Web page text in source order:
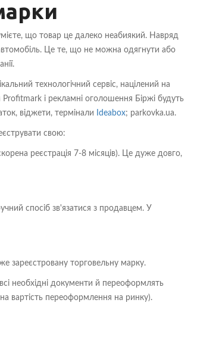
що товар це далеко неабиякий. Навряд
Це те, що не можна одягнути або
технологічний сервіс, націлений на
і рекламні оголошення Біржі будуть
віджети, термінали
Ideabox; parkovka.ua.
свою:
реєстрація 7-8 місяців). Це дуже довго,
спосіб зв'язатися з продавцем. У
зареєстровану торговельну марку.
необхідні документи й переоформлять
вартість переоформлення на ринку).